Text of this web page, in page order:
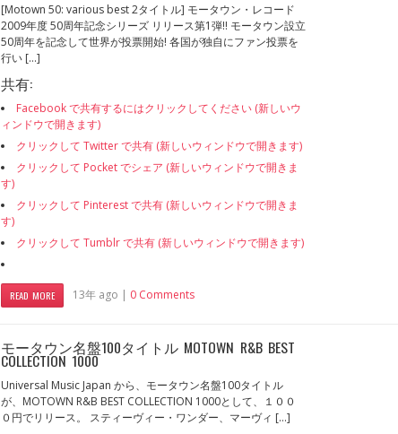
[Motown 50: various best 2タイトル] モータウン・レコード
2009年度 50周年記念シリーズ リリース第1弾!! モータウン設立
50周年を記念して世界が投票開始! 各国が独自にファン投票を
行い […]
共有:
Facebook で共有するにはクリックしてください (新しいウ
ィンドウで開きます)
クリックして Twitter で共有 (新しいウィンドウで開きます)
クリックして Pocket でシェア (新しいウィンドウで開きま
す)
クリックして Pinterest で共有 (新しいウィンドウで開きま
す)
クリックして Tumblr で共有 (新しいウィンドウで開きます)
READ MORE 13年 ago | 0 Comments
モータウン名盤100タイトル MOTOWN R&B BEST
COLLECTION 1000
Universal Music Japan から、モータウン名盤100タイトル
が、MOTOWN R&B BEST COLLECTION 1000として、１００
０円でリリース。 スティーヴィー・ワンダー、マーヴィ […]